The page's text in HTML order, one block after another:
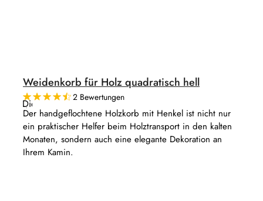
Weidenkorb für Holz quadratisch hell
Die
durchschnittliche
Produktbewertung
ist
4,5
von
5
2 Bewertungen
Der handgeflochtene Holzkorb mit Henkel ist nicht nur
ein praktischer Helfer beim Holztransport in den kalten
Monaten, sondern auch eine elegante Dekoration an
Ihrem Kamin.